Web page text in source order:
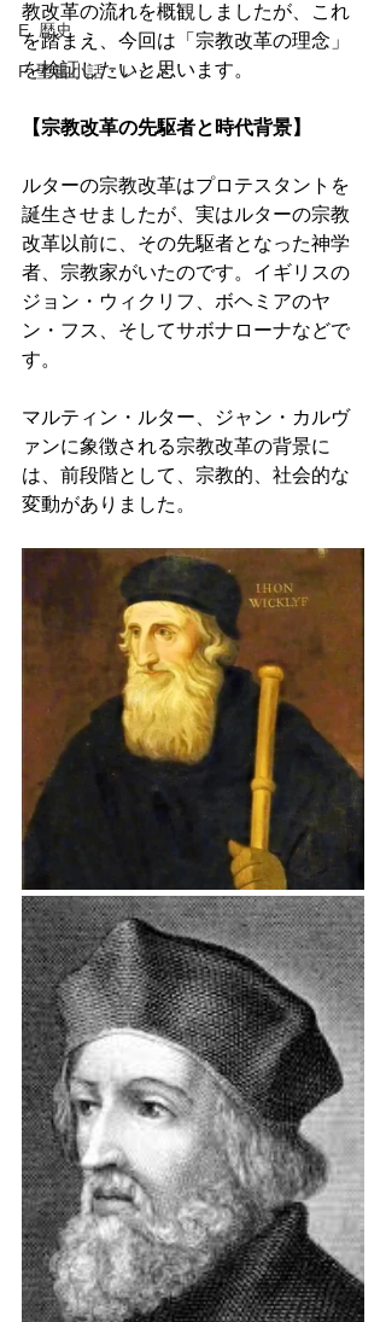
E. 歴史
F. 聖書小話・レジメ
教改革の流れを概観しましたが、これ
を踏まえ、今回は「宗教改革の理念」
を検証したいと思います。
【宗教改革の先駆者と時代背景】
ルターの宗教改革はプロテスタントを
誕生させましたが、実はルターの宗教
改革以前に、その先駆者となった神学
者、宗教家がいたのです。イギリスの
ジョン・ウィクリフ、ボヘミアのヤ
ン・フス、そしてサボナローナなどで
す。
マルティン・ルター、ジャン・カルヴ
ァンに象徴される宗教改革の背景に
は、前段階として、宗教的、社会的な
変動がありました。